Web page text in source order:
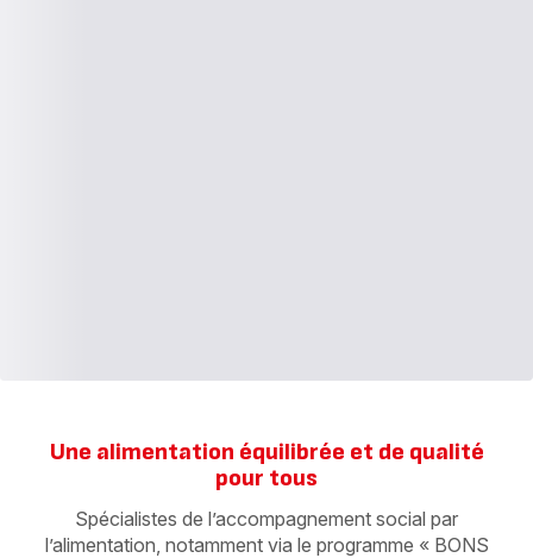
Une alimentation équilibrée et de qualité
pour tous
Spécialistes de l’accompagnement social par
l’alimentation, notamment via le programme « BONS